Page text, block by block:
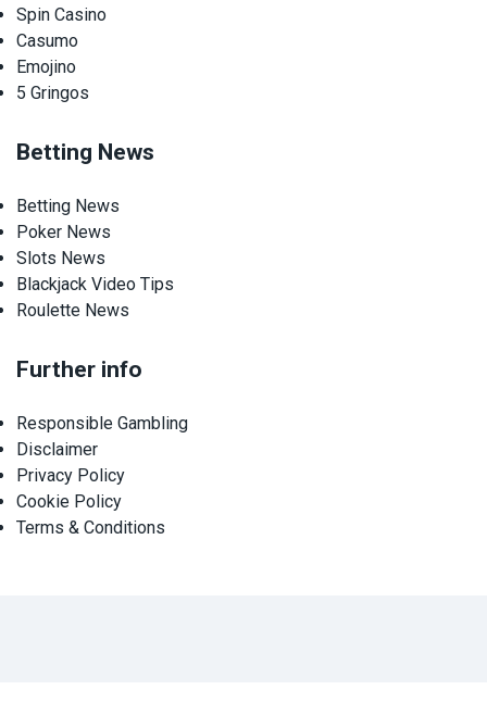
Spin Casino
Casumo
Emojino
5 Gringos
Betting News
Betting News
Poker News
Slots News
Blackjack Video Tips
Roulette News
Further info
Responsible Gambling
Disclaimer
Privacy Policy
Cookie Policy
Terms & Conditions